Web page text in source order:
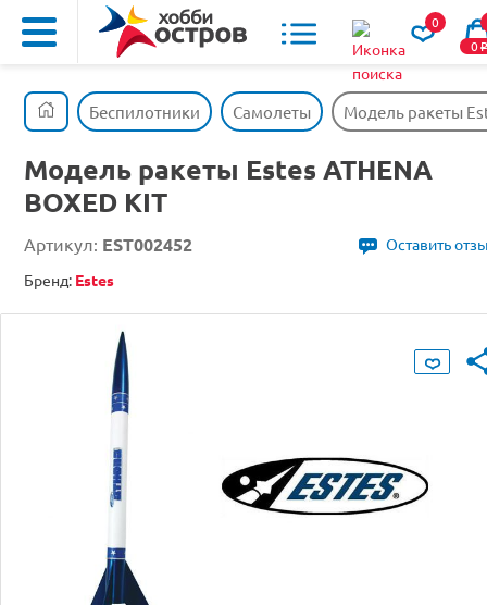
0
0o
Беспилотники Самолеты Модель ракеты
Модель ракеты Estes ATHENA
BOXED KIT
Артикул: EST002452
Оставить
Бренд: Estes